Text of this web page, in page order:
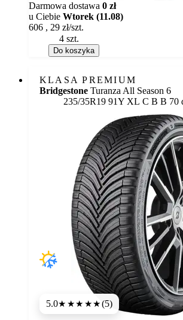
Dostępność:
Darmowa dostawa 0 zł
u Ciebie Wtorek (11.08)
606 , 29 zł/szt.
Do koszyka
KLASA PREMIUM
Bridgestone Turanza All Season 6
235/35R19 91Y XL Etykieta:
C B B 70
5.0★★★★★(5)